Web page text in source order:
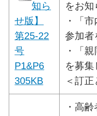
知ら
せ版】
第25-22
号
P1&P6
305KB
をお知
・「
参加者
・「
を募集
＜訂
・高